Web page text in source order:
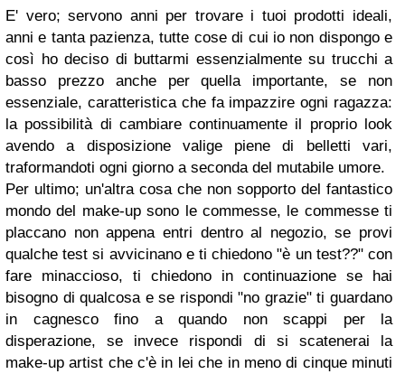
E' vero; servono anni per trovare i tuoi prodotti ideali,
anni e tanta pazienza, tutte cose di cui io non dispongo e
così ho deciso di buttarmi essenzialmente su trucchi a
basso prezzo anche per quella importante, se non
essenziale, caratteristica che fa impazzire ogni ragazza:
la possibilità di cambiare continuamente il proprio look
avendo a disposizione valige piene di belletti vari,
traformandoti ogni giorno a seconda del mutabile umore.
Per ultimo; un'altra cosa che non sopporto del fantastico
mondo del make-up sono le commesse, le commesse ti
placcano non appena entri dentro al negozio, se provi
qualche test si avvicinano e ti chiedono "è un test??" con
fare minaccioso, ti chiedono in continuazione se hai
bisogno di qualcosa e se rispondi "no grazie" ti guardano
in cagnesco fino a quando non scappi per la
disperazione, se invece rispondi di si scatenerai la
make-up artist che c'è in lei che in meno di cinque minuti